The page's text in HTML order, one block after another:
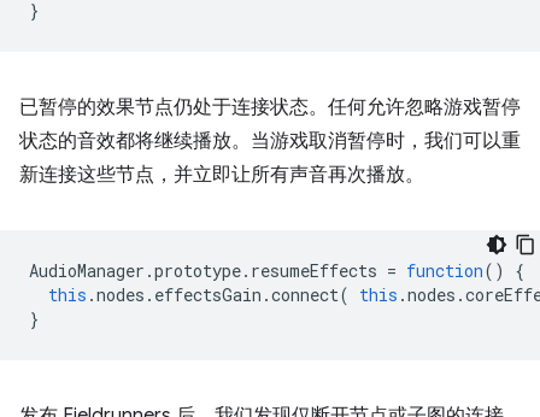
}
已暂停的效果节点仍处于连接状态。任何允许忽略游戏暂停
状态的音效都将继续播放。当游戏取消暂停时，我们可以重
新连接这些节点，并立即让所有声音再次播放。
AudioManager .prototype. resumeEffects = function()
{
this .nodes . effectsGain .connect( this .nodes .
}